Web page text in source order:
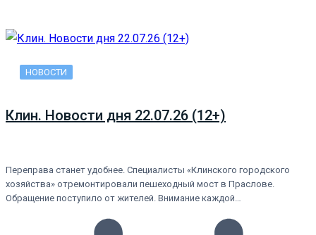
НОВОСТИ
Клин. Новости дня 22.07.26 (12+)
Переправа станет удобнее. Специалисты «Клинского городского
хозяйства» отремонтировали пешеходный мост в Праслове.
Обращение поступило от жителей. Внимание каждой…